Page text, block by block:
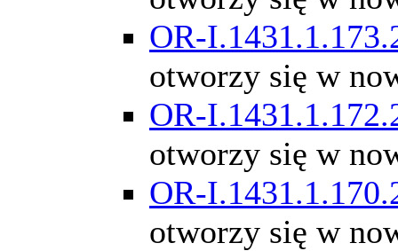
OR-
otworzy się w
OR-
otworzy się w
OR-
otworzy się w